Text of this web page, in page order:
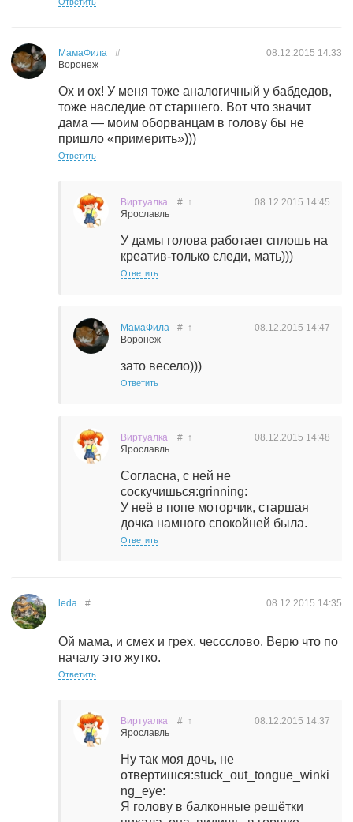
МамаФила
Воронеж
08.12.2015 14:33
#
Ох и ох! У меня тоже аналогичный у бабдедов,
тоже наследие от старшего. Вот что значит
дама — моим оборванцам в голову бы не
пришло «примерить»)))
Ответить
Виртуалка
Ярославль
08.12.2015 14:45
# ↑
У дамы голова работает сплошь на
креатив-только следи, мать)))
Ответить
МамаФила
Воронеж
08.12.2015 14:47
# ↑
зато весело)))
Ответить
Виртуалка
Ярославль
08.12.2015 14:48
# ↑
Согласна, с ней не
соскучишься:grinning:
У неё в попе моторчик, старшая
дочка намного спокойней была.
Ответить
leda 08.12.2015 14:35
#
Ой мама, и смех и грех, чессслово. Верю что по
началу это жутко.
Ответить
Виртуалка
Ярославль
08.12.2015 14:37
# ↑
Ну так моя дочь, не
отвертишся:stuck_out_tongue_winki
ng_eye:
Я голову в балконные решётки